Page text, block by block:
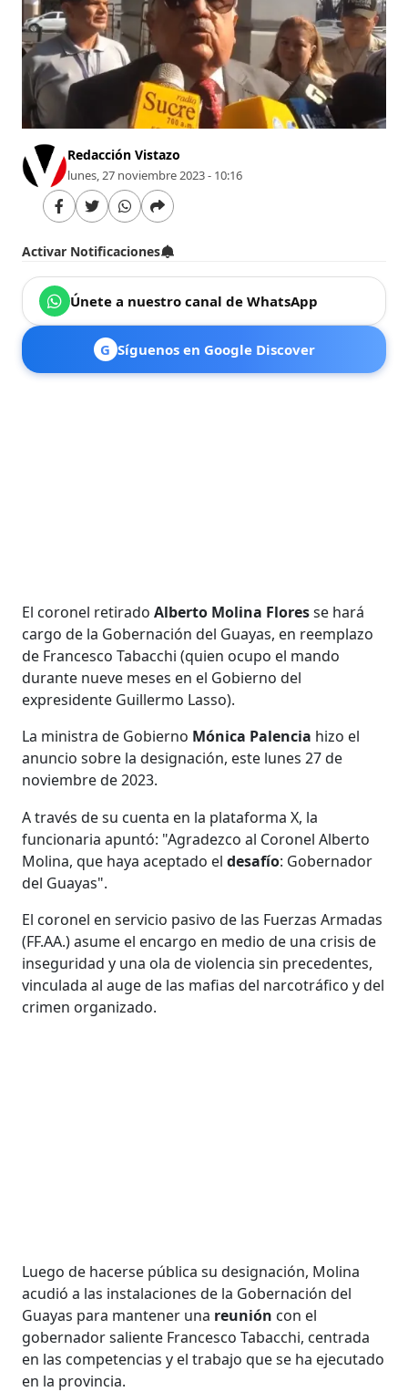
Redacción Vistazo
lunes, 27 noviembre 2023 - 10:16
Activar Notificaciones
Únete a nuestro canal de WhatsApp
G Síguenos en Google Discover
El coronel retiradoAlberto Molina Floresse hará
cargo de la Gobernación del Guayas, en reemplazo
de Francesco Tabacchi (quien ocupo el mando
durante nueve meses en el Gobierno del
expresidente Guillermo Lasso).
La ministra de Gobierno Mónica Palencia hizo el
anuncio sobre la designación, este lunes 27 de
noviembre de 2023.
A través de su cuenta en la plataforma X, la
funcionaria apuntó: "Agradezco al Coronel Alberto
Molina, que haya aceptado el desafío: Gobernador
del Guayas".
El coronel en servicio pasivo de las Fuerzas Armadas
(FF.AA.) asume el encargo en medio de una crisis de
inseguridad y una ola de violencia sin precedentes,
vinculada al auge de las mafias del narcotráfico y del
crimen organizado.
Luego de hacerse pública su designación, Molina
acudió a las instalaciones de la Gobernación del
Guayas para mantener una reunión con el
gobernador saliente Francesco Tabacchi, centrada
en las competencias y el trabajo que se ha ejecutado
en la provincia.